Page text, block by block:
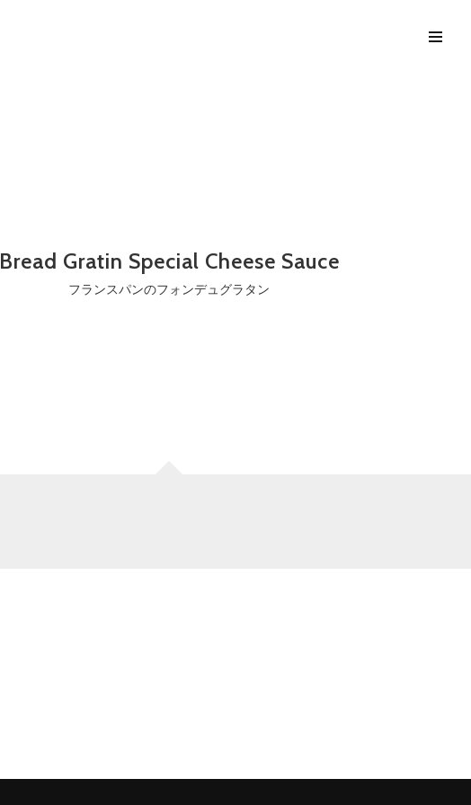
Bread Gratin Special Cheese Sauce
フランスパンのフォンデュグラタン